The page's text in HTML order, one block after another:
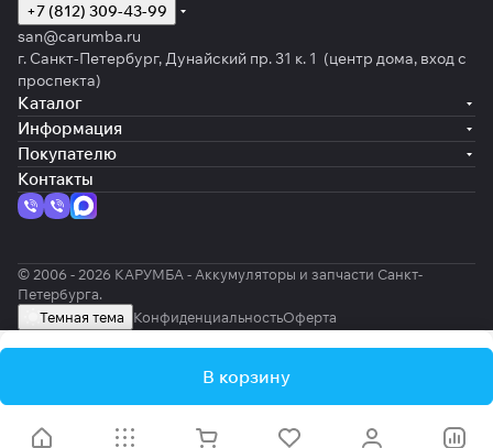
В корзину
+7 (812) 309-43-99
san@carumba.ru
г. Санкт-Петербург, Дунайский пр. 31 к. 1 (центр дома, вход с
проспекта)
Каталог
Информация
Покупателю
Контакты
© 2006 - 2026 КАРУМБА - Аккумуляторы и запчасти Санкт-
Петербурга.
Темная тема КонфиденциальностьОферта